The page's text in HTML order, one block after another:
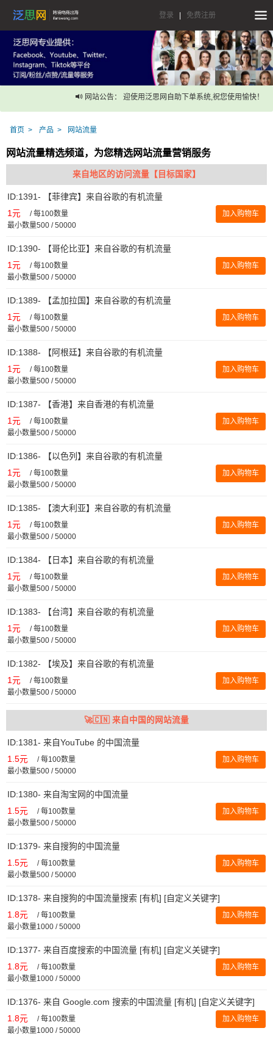
登录 免费注册
网站公告： 迎使用泛思网自助下单系统,祝您使用愉快！
首页 产品 网站流量
网站流量精选频道，为您精选网站流量营销服务
来自地区的访问流量【目标国家】
ID:1391- 【菲律宾】来自谷歌的有机流量
1元 /每100数量
最小数量500 / 50000
加入购物车
ID:1390- 【哥伦比亚】来自谷歌的有机流量
1元 /每100数量
最小数量500 / 50000
加入购物车
ID:1389- 【孟加拉国】来自谷歌的有机流量
1元 /每100数量
最小数量500 / 50000
加入购物车
ID:1388- 【阿根廷】来自谷歌的有机流量
1元 /每100数量
最小数量500 / 50000
加入购物车
ID:1387- 【香港】来自香港的有机流量
1元 /每100数量
最小数量500 / 50000
加入购物车
ID:1386- 【以色列】来自谷歌的有机流量
1元 /每100数量
最小数量500 / 50000
加入购物车
ID:1385- 【澳大利亚】来自谷歌的有机流量
1元 /每100数量
最小数量500 / 50000
加入购物车
ID:1384- 【日本】来自谷歌的有机流量
1元 /每100数量
最小数量500 / 50000
加入购物车
ID:1383- 【台湾】来自谷歌的有机流量
1元 /每100数量
最小数量500 / 50000
加入购物车
ID:1382- 【埃及】来自谷歌的有机流量
1元 /每100数量
最小数量500 / 50000
加入购物车
🚀🇨🇳 来自中国的网站流量
ID:1381- 来自YouTube 的中国流量
1.5元 /每100数量
最小数量500 / 50000
加入购物车
ID:1380- 来自淘宝网的中国流量
1.5元 /每100数量
最小数量500 / 50000
加入购物车
ID:1379- 来自搜狗的中国流量
1.5元 /每100数量
最小数量500 / 50000
加入购物车
ID:1378- 来自搜狗的中国流量搜索 [有机] [自定义关键字]
1.8元 /每100数量
最小数量1000 / 50000
加入购物车
ID:1377- 来自百度搜索的中国流量 [有机] [自定义关键字]
1.8元 /每100数量
最小数量1000 / 50000
加入购物车
ID:1376- 来自 Google.com 搜索的中国流量 [有机] [自定义关键字]
1.8元 /每100数量
最小数量1000 / 50000
加入购物车